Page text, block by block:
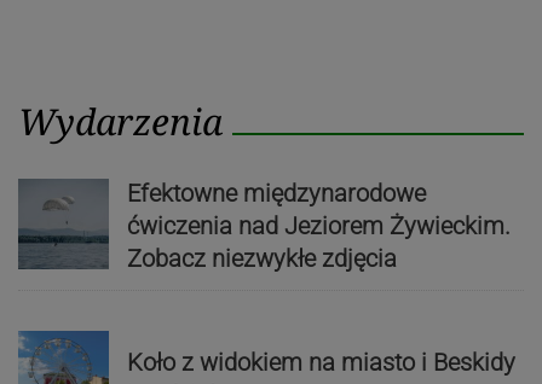
Wydarzenia
Efektowne międzynarodowe
ćwiczenia nad Jeziorem Żywieckim.
Zobacz niezwykłe zdjęcia
Koło z widokiem na miasto i Beskidy